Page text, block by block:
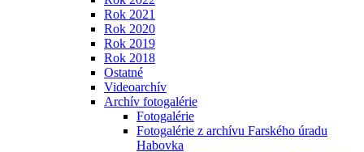
Rok 2021
Rok 2020
Rok 2019
Rok 2018
Ostatné
Videoarchív
Archív fotogalérie
Fotogalérie
Fotogalérie z archívu Farského úradu
Habovka